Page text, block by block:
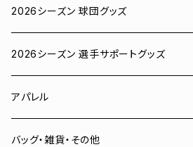
2026シーズン 球団グッズ
ユニフォーム
Tシャツ
スウェット
2026シーズン 選手サポートグッズ
# 00 蓮
# 0 岡田竜汰
アパレル
スウェット・パーカー
バッグ・雑貨・その他